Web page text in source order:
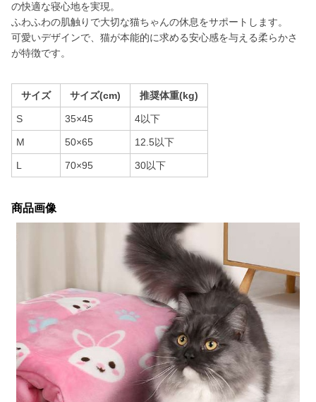
の快適な寝心地を実現。
ふわふわの肌触りで大切な猫ちゃんの休息をサポートします。
可愛いデザインで、猫が本能的に求める安心感を与える柔らかさ
が特徴です。
サイズ サイズ(cm) 推奨体重(kg)
S 35×45 4以下
M 50×65 12.5以下
L 70×95 30以下
商品画像